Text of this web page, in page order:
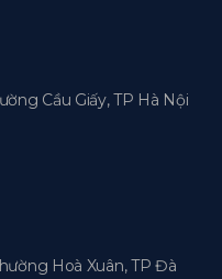
Cầu Giấy, TP Hà Nội
Hoà Xuân, TP Đà